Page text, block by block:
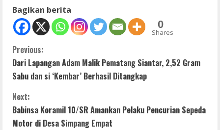
Bagikan berita
0
Shares
C
o
n
t
Previous:
Dari Lapangan Adam Malik Pematang Siantar, 2,52 Gram
Sabu dan si ‘Kembar’ Berhasil Ditangkap
Next:
Babinsa Koramil 10/SR Amankan Pelaku Pencurian Sepeda
Motor di Desa Simpang Empat